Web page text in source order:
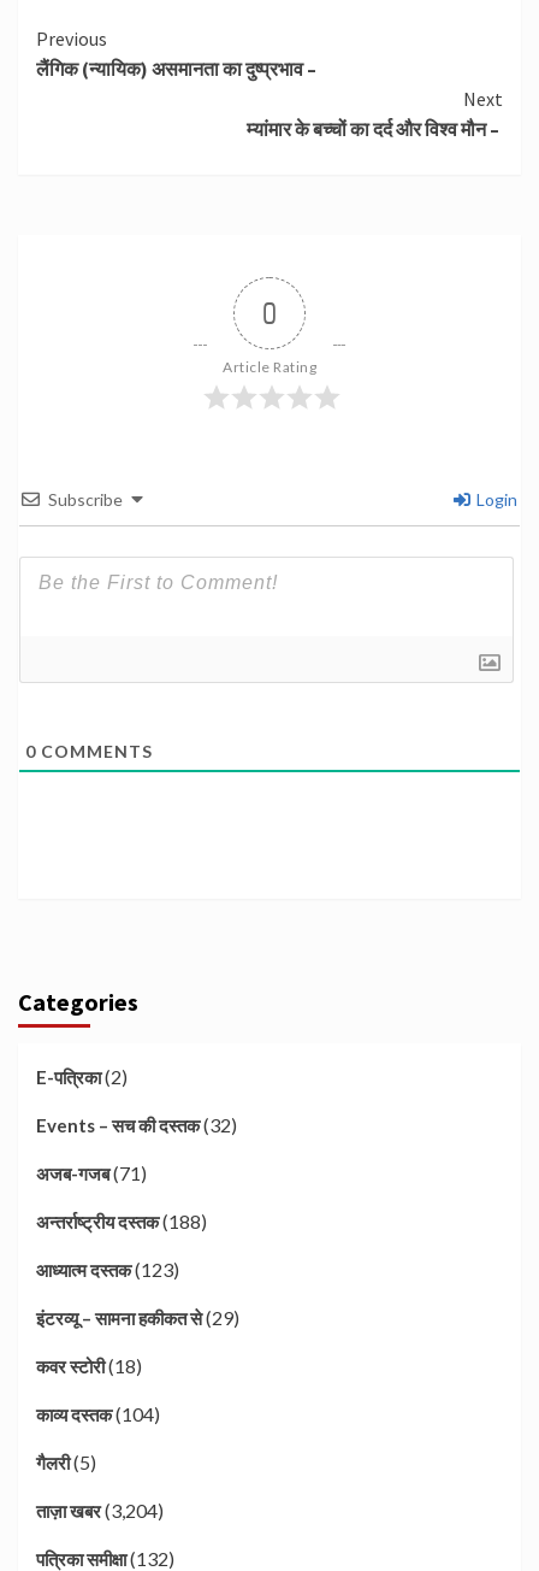
Continue
Reading
Previous
लैंगिक (न्यायिक) असमानता का दुष्प्रभाव –
Next
म्यांमार के बच्चों का दर्द और विश्व मौन –
0
Article Rating
Subscribe Login
0 COMMENTS
Categories
E-पत्रिका(2)
Events – सच की दस्तक(32)
अजब-गजब(71)
अन्तर्राष्ट्रीय दस्तक(188)
आध्यात्म दस्तक(123)
इंटरव्यू – सामना हकीकत से(29)
कवर स्टोरी(18)
काव्य दस्तक(104)
गैलरी(5)
ताज़ा खबर(3,204)
पत्रिका समीक्षा(132)